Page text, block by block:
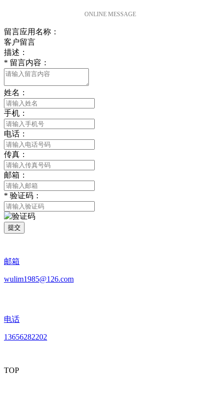
ONLINE MESSAGE
留言应用名称：
客户留言
描述：
* 留言内容：
姓名：
手机：
电话：
传真：
邮箱：
* 验证码：
提交
邮箱
wulim1985@126.com
电话
13656282202
TOP